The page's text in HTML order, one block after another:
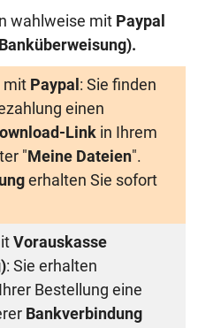
wahlweise mit Paypal
.
mit Paypal : Sie finden
einen
Link in Ihrem
" Meine Dateien".
erhalten Sie sofort
Vorauskasse
: Sie erhalten
Bestellung eine
Bankverbindung